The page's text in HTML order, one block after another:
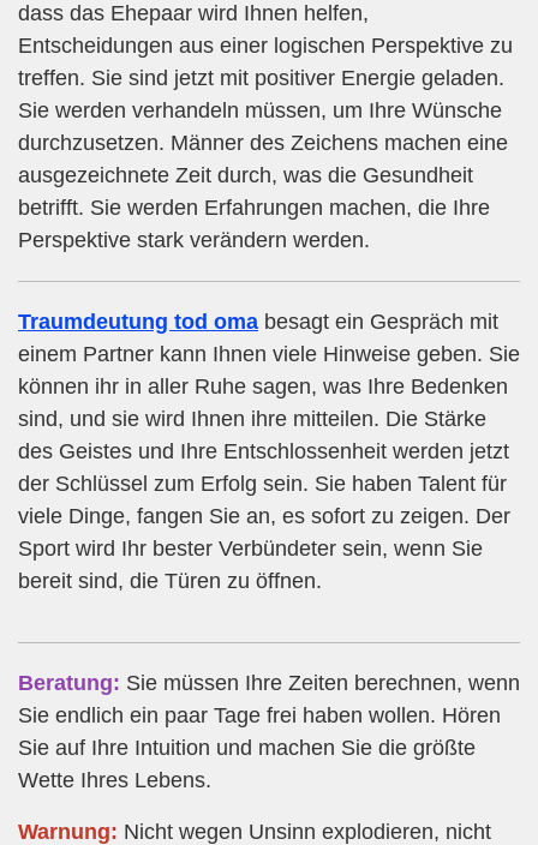
dass das Ehepaar wird Ihnen helfen,
Entscheidungen aus einer logischen Perspektive zu
treffen. Sie sind jetzt mit positiver Energie geladen.
Sie werden verhandeln müssen, um Ihre Wünsche
durchzusetzen. Männer des Zeichens machen eine
ausgezeichnete Zeit durch, was die Gesundheit
betrifft. Sie werden Erfahrungen machen, die Ihre
Perspektive stark verändern werden.
Traumdeutung tod oma besagt ein Gespräch mit
einem Partner kann Ihnen viele Hinweise geben. Sie
können ihr in aller Ruhe sagen, was Ihre Bedenken
sind, und sie wird Ihnen ihre mitteilen. Die Stärke
des Geistes und Ihre Entschlossenheit werden jetzt
der Schlüssel zum Erfolg sein. Sie haben Talent für
viele Dinge, fangen Sie an, es sofort zu zeigen. Der
Sport wird Ihr bester Verbündeter sein, wenn Sie
bereit sind, die Türen zu öffnen.
Beratung: Sie müssen Ihre Zeiten berechnen, wenn
Sie endlich ein paar Tage frei haben wollen. Hören
Sie auf Ihre Intuition und machen Sie die größte
Wette Ihres Lebens.
Warnung: Nicht wegen Unsinn explodieren, nicht